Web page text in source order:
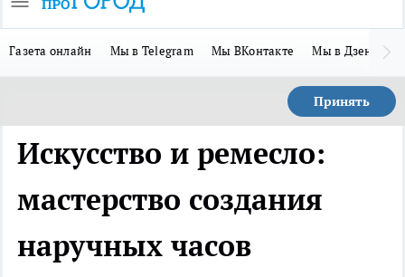
Газета онлайн Мы в Telegram Мы ВКонтакте Мы в Дзене
Принять
Искусство и ремесло:
мастерство создания
наручных часов